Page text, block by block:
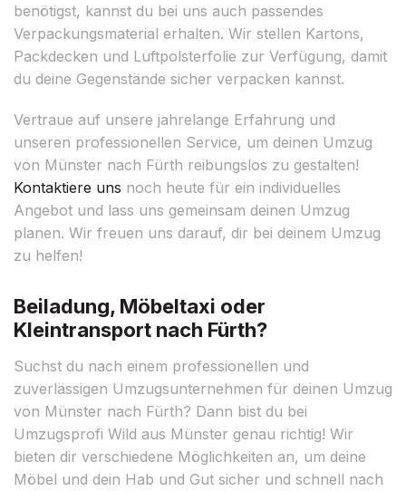
benötigst, kannst du bei uns auch passendes
Verpackungsmaterial erhalten. Wir stellen Kartons,
Packdecken und Luftpolsterfolie zur Verfügung, damit
du deine Gegenstände sicher verpacken kannst.
Vertraue auf unsere jahrelange Erfahrung und
unseren professionellen Service, um deinen Umzug
von Münster nach Fürth reibungslos zu gestalten!
Kontaktiere uns noch heute für ein individuelles
Angebot und lass uns gemeinsam deinen Umzug
planen. Wir freuen uns darauf, dir bei deinem Umzug
zu helfen!
Beiladung, Möbeltaxi oder
Kleintransport nach Fürth?
Suchst du nach einem professionellen und
zuverlässigen Umzugsunternehmen für deinen Umzug
von Münster nach Fürth? Dann bist du bei
Umzugsprofi Wild aus Münster genau richtig! Wir
bieten dir verschiedene Möglichkeiten an, um deine
Möbel und dein Hab und Gut sicher und schnell nach